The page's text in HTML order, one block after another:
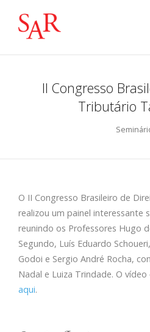
II Congresso
Tributário
O II Congresso Brasileiro de
realizou um painel interessante
reunindo os Professores Hugo
Segundo, Luís Eduardo
Godoi e Sergio André Rocha,
Nadal e Luiza Trindade. O
aqui.